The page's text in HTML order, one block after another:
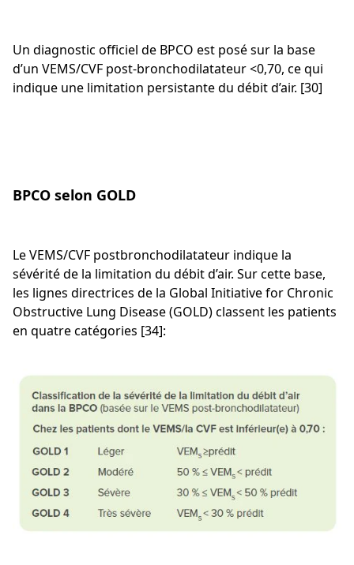
Un diagnostic officiel de BPCO est posé sur la base
d’un VEMS/CVF post-bronchodilatateur <0,70, ce qui
indique une limitation persistante du débit d’air. [30]
BPCO selon GOLD
Le VEMS/CVF postbronchodilatateur indique la
sévérité de la limitation du débit d’air. Sur cette base,
les lignes directrices de la Global Initiative for Chronic
Obstructive Lung Disease (GOLD) classent les patients
en quatre catégories [34]: